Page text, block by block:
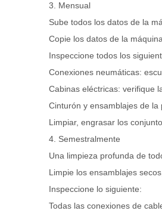
3. Mensual
Sube todos los datos de la
Copie los datos de la
Inspeccione todos los
Conexiones neumáticas:
Cabinas eléctricas: verifique
Cinturón y ensamblajes de
Limpiar, engrasar los
4. Semestralmente
Una limpieza profunda de
Limpie los ensamblajes
Inspeccione lo siguiente:
Todas las conexiones de